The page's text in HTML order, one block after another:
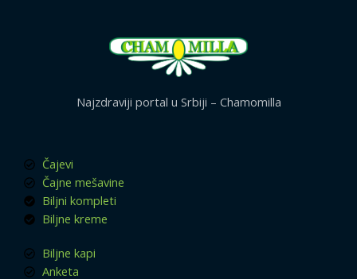
Najzdraviji portal u Srbiji – Chamomilla
Čajevi
Čajne mešavine
Biljni kompleti
Biljne kreme
Biljne kapi
Anketa